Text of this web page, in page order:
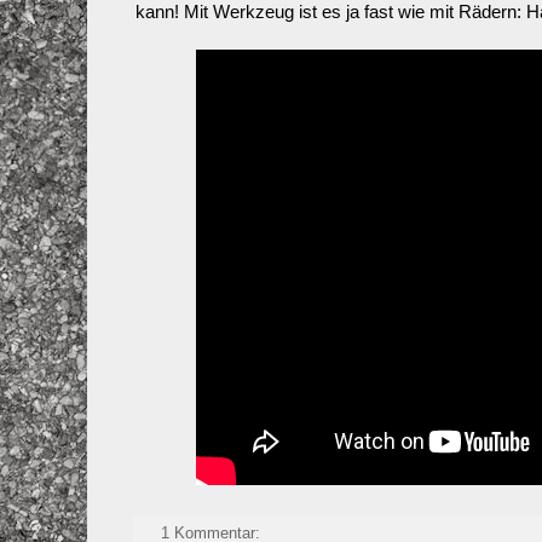
kann! Mit Werkzeug ist es ja fast wie mit Rädern:
1 Kommentar: